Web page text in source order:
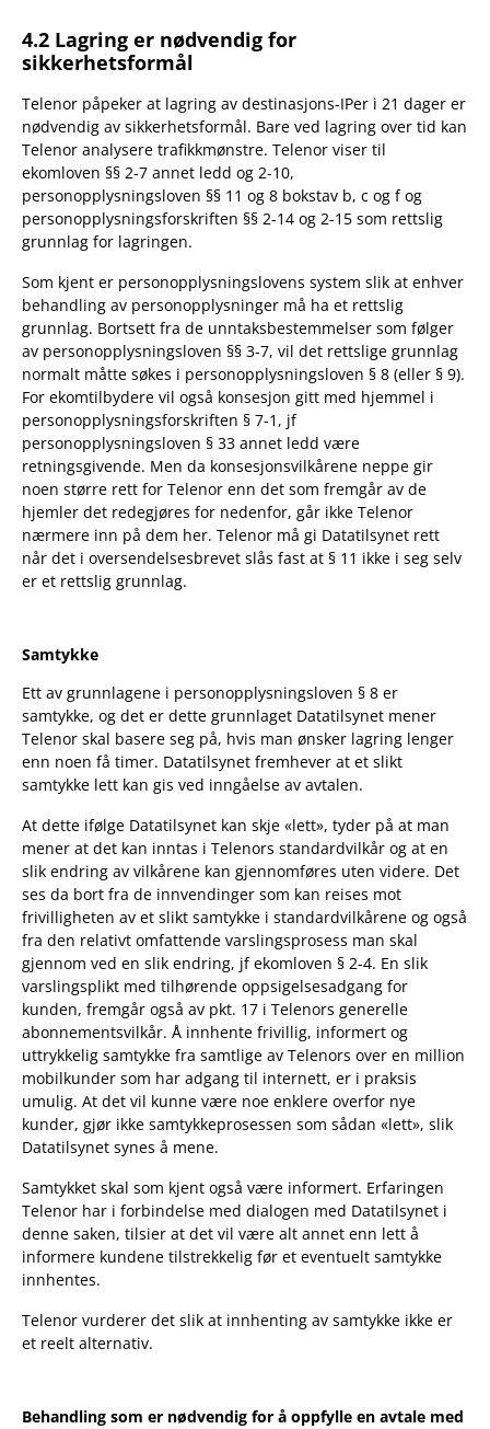
4.2 Lagring er nødvendig for
sikkerhetsformål
Telenor påpeker at lagring av destinasjons-IPer i 21 dager er
nødvendig av sikkerhetsformål. Bare ved lagring over tid kan
Telenor analysere trafikkmønstre. Telenor viser til
ekomloven §§ 2-7 annet ledd og 2-10,
personopplysningsloven §§ 11 og 8 bokstav b, c og f og
personopplysningsforskriften §§ 2-14 og 2-15 som rettslig
grunnlag for lagringen.
Som kjent er personopplysningslovens system slik at enhver
behandling av personopplysninger må ha et rettslig
grunnlag. Bortsett fra de unntaksbestemmelser som følger
av personopplysningsloven §§ 3-7, vil det rettslige grunnlag
normalt måtte søkes i personopplysningsloven § 8 (eller § 9).
For ekomtilbydere vil også konsesjon gitt med hjemmel i
personopplysningsforskriften § 7-1, jf
personopplysningsloven § 33 annet ledd være
retningsgivende. Men da konsesjonsvilkårene neppe gir
noen større rett for Telenor enn det som fremgår av de
hjemler det redegjøres for nedenfor, går ikke Telenor
nærmere inn på dem her. Telenor må gi Datatilsynet rett
når det i oversendelsesbrevet slås fast at § 11 ikke i seg selv
er et rettslig grunnlag.
Samtykke
Ett av grunnlagene i personopplysningsloven § 8 er
samtykke, og det er dette grunnlaget Datatilsynet mener
Telenor skal basere seg på, hvis man ønsker lagring lenger
enn noen få timer. Datatilsynet fremhever at et slikt
samtykke lett kan gis ved inngåelse av avtalen.
At dette ifølge Datatilsynet kan skje «lett», tyder på at man
mener at det kan inntas i Telenors standardvilkår og at en
slik endring av vilkårene kan gjennomføres uten videre. Det
ses da bort fra de innvendinger som kan reises mot
frivilligheten av et slikt samtykke i standardvilkårene og også
fra den relativt omfattende varslingsprosess man skal
gjennom ved en slik endring, jf ekomloven § 2-4. En slik
varslingsplikt med tilhørende oppsigelsesadgang for
kunden, fremgår også av pkt. 17 i Telenors generelle
abonnementsvilkår. Å innhente frivillig, informert og
uttrykkelig samtykke fra samtlige av Telenors over en million
mobilkunder som har adgang til internett, er i praksis
umulig. At det vil kunne være noe enklere overfor nye
kunder, gjør ikke samtykkeprosessen som sådan «lett», slik
Datatilsynet synes å mene.
Samtykket skal som kjent også være informert. Erfaringen
Telenor har i forbindelse med dialogen med Datatilsynet i
denne saken, tilsier at det vil være alt annet enn lett å
informere kundene tilstrekkelig før et eventuelt samtykke
innhentes.
Telenor vurderer det slik at innhenting av samtykke ikke er
et reelt alternativ.
Behandling som er nødvendig for å oppfylle en avtale med